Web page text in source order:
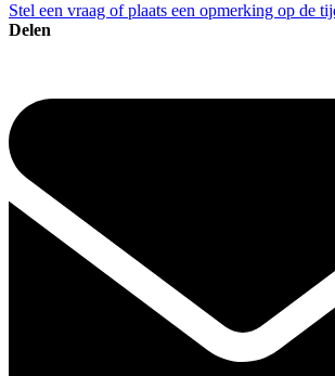
Stel een vraag of plaats een opmerking op de
Delen